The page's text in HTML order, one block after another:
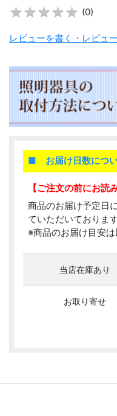
★★★★★
★★★★★ (0)
レビューを書く・レビュ
■ お届け日数につ
【ご注文の前にお読
商品のお届け予定日
ていただいております
※商品のお届け目安は
当店在庫あり
お取り寄せ